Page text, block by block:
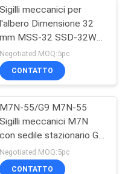
Sigilli meccanici per
l'albero Dimensione 32
mm MSS-32 SSD-32W
NISSIN pompa sanitaria
Negotiated MOQ:5pc
CONTATTO
M7N-55/G9 M7N-55
Sigilli meccanici M7N
con sedile stazionario G9
per pompe idriche
Negotiated MOQ:5pc
CONTATTO